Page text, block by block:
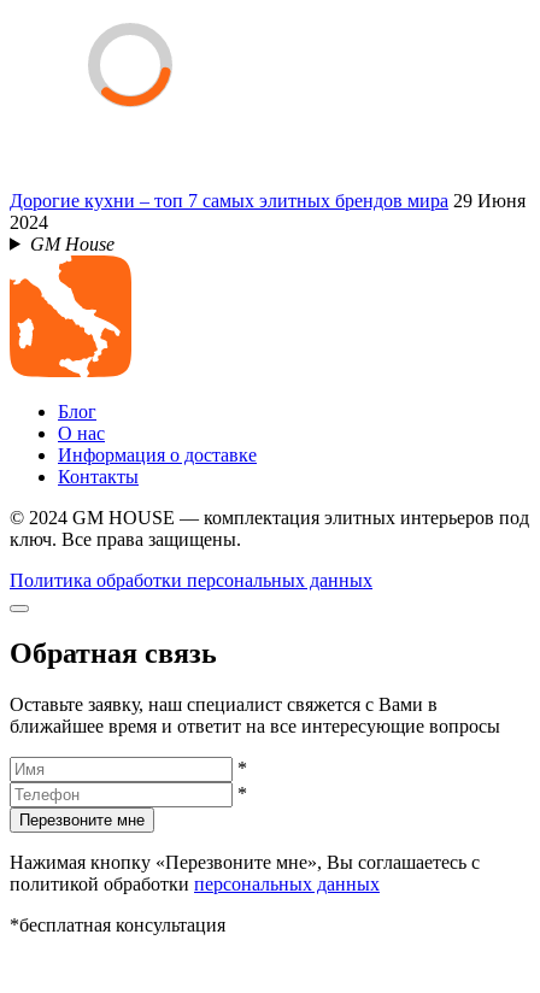
Дорогие кухни – топ 7 самых элитных брендов мира 29 Июня
2024
GM House
Блог
О нас
Информация о доставке
Контакты
© 2024 GM HOUSE — комплектация элитных интерьеров под
ключ. Все права защищены.
Политика обработки персональных данных
Обратная связь
Оставьте заявку, наш специалист свяжется с Вами в
ближайшее время и ответит на все интересующие вопросы
*
*
Перезвоните мне
Нажимая кнопку «Перезвоните мне», Вы соглашаетесь с
политикой обработки персональных данных
*бесплатная консультация